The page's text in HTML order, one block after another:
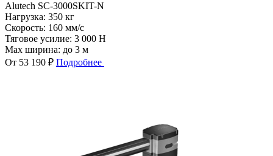
Alutech SC-3000SKIT-N
Нагрузка: 350 кг
Скорость: 160 мм/с
Тяговое усилие: 3 000 Н
Max ширина: до 3 м
От 53 190 ₽ Подробнее